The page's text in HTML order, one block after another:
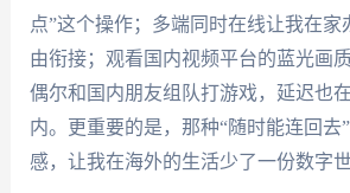
点”这个操作；多端同时在线让我在家
由衔接；观看国内视频平台的蓝光画
偶尔和国内朋友组队打游戏，延迟也
内。更重要的是，那种“随时能连回去
感，让我在海外的生活少了一份数字世